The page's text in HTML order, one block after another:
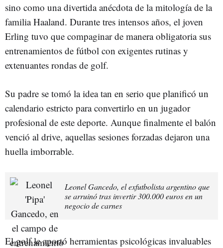
sino como una divertida anécdota de la mitología de la
familia Haaland. Durante tres intensos años, el joven
Erling tuvo que compaginar de manera obligatoria sus
entrenamientos de fútbol con exigentes rutinas y
extenuantes rondas de golf.
Su padre se tomó la idea tan en serio que planificó un
calendario estricto para convertirlo en un jugador
profesional de este deporte. Aunque finalmente el balón
venció al drive, aquellas sesiones forzadas dejaron una
huella imborrable.
Leonel Gancedo, el exfutbolista argentino que
se arruinó tras invertir 300.000 euros en un
negocio de carnes
El golf le aportó herramientas psicológicas invaluables